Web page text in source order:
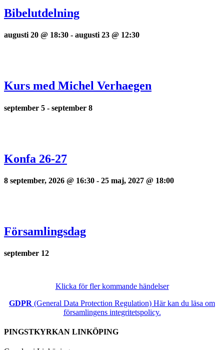
Bibelutdelning
augusti 20 @ 18:30 - augusti 23 @ 12:30
Kurs med Michel Verhaegen
september 5 - september 8
Konfa 26-27
8 september, 2026 @ 16:30 - 25 maj, 2027 @ 18:00
Församlingsdag
september 12
Klicka för fler kommande händelser
GDPR (General Data Protection Regulation) Här kan du läsa om
församlingens integritetspolicy.
PINGSTKYRKAN LINKÖPING